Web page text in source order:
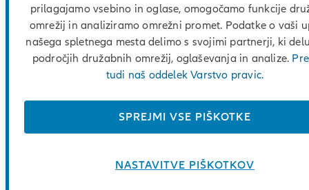
POIŠČITE
zastopnika
SERVISI
prilagajamo vsebino in oglase, omogočamo funkcije
omrežij in analiziramo omrežni promet. Podatke o vaši
našega spletnega mesta delimo s svojimi partnerji, ki
področjih družabnih omrežij, oglaševanja in analize.
tudi naš oddelek Varstvo pravic.
SPREJMI VSE PIŠKOTKE
NASTAVITVE PIŠKOTKOV